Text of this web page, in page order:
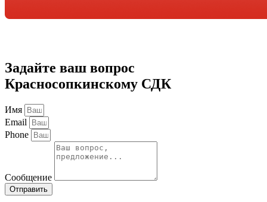
Задайте ваш вопрос
Красносопкинскому СДК
Имя
Email
Phone
Сообщение
Отправить